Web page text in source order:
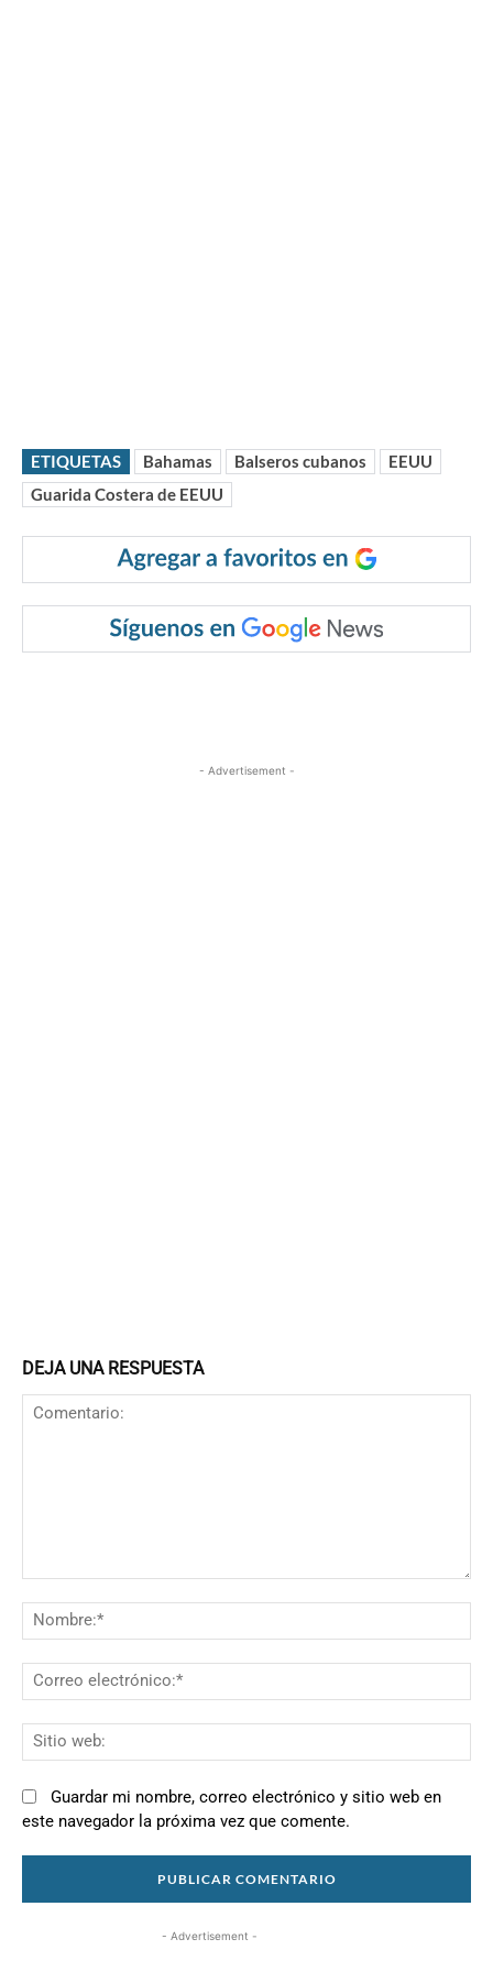
ETIQUETAS Bahamas Balseros cubanos
EEUU
Guarida Costera de EEUU
- Advertisement -
DEJA UNA RESPUESTA
Guardar mi nombre, correo electrónico y sitio web en
este navegador la próxima vez que comente.
- Advertisement -